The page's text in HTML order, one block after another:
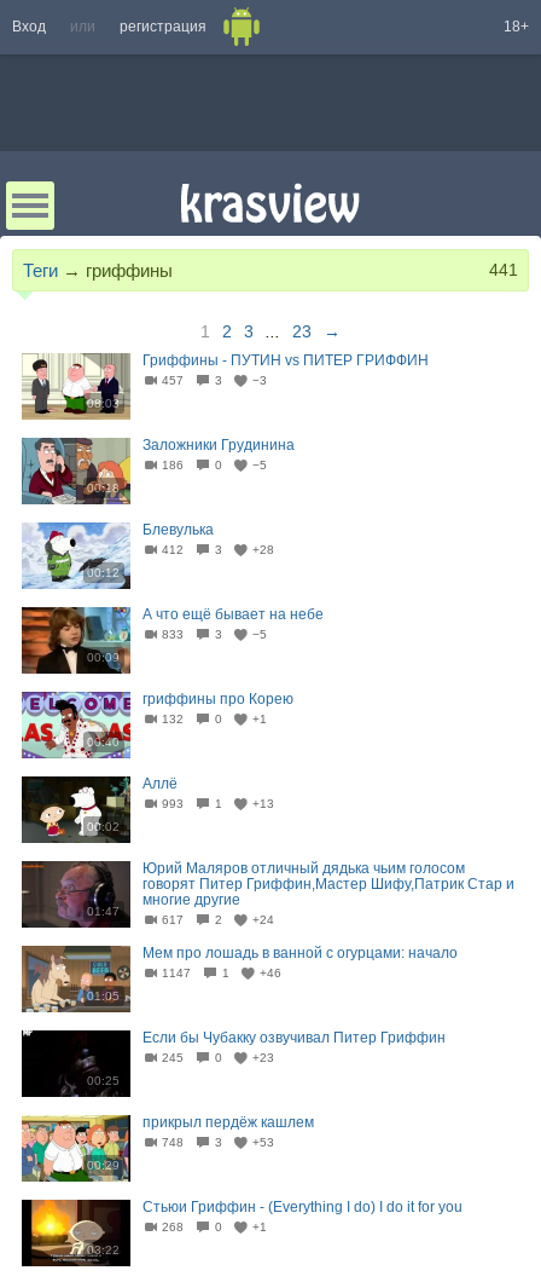
Вход или регистрация 18+
Теги → гриффины 441
1 2 3 23 →
08:03
Гриффины - ПУТИН vs ПИТЕР ГРИФФИН
457 3 −3
00:18
Заложники Грудинина
186 0 −5
00:12
Блевулька
412 3 +28
00:09
А что ещё бывает на небе
833 3 −5
00:40
гриффины про Корею
132 0 +1
00:02
Аллё
993 1 +13
01:47
Юрий Маляров отличный дядька чьим голосом
говорят Питер Гриффин,Мастер Шифу,Патрик Стар и
многие другие
617 2 +24
01:05
Мем про лошадь в ванной с огурцами: начало
1147 1 +46
00:25
Если бы Чубакку озвучивал Питер Гриффин
245 0 +23
00:29
прикрыл пердёж кашлем
748 3 +53
03:22
Стьюи Гриффин - (Everything I do) I do it for you
268 0 +1